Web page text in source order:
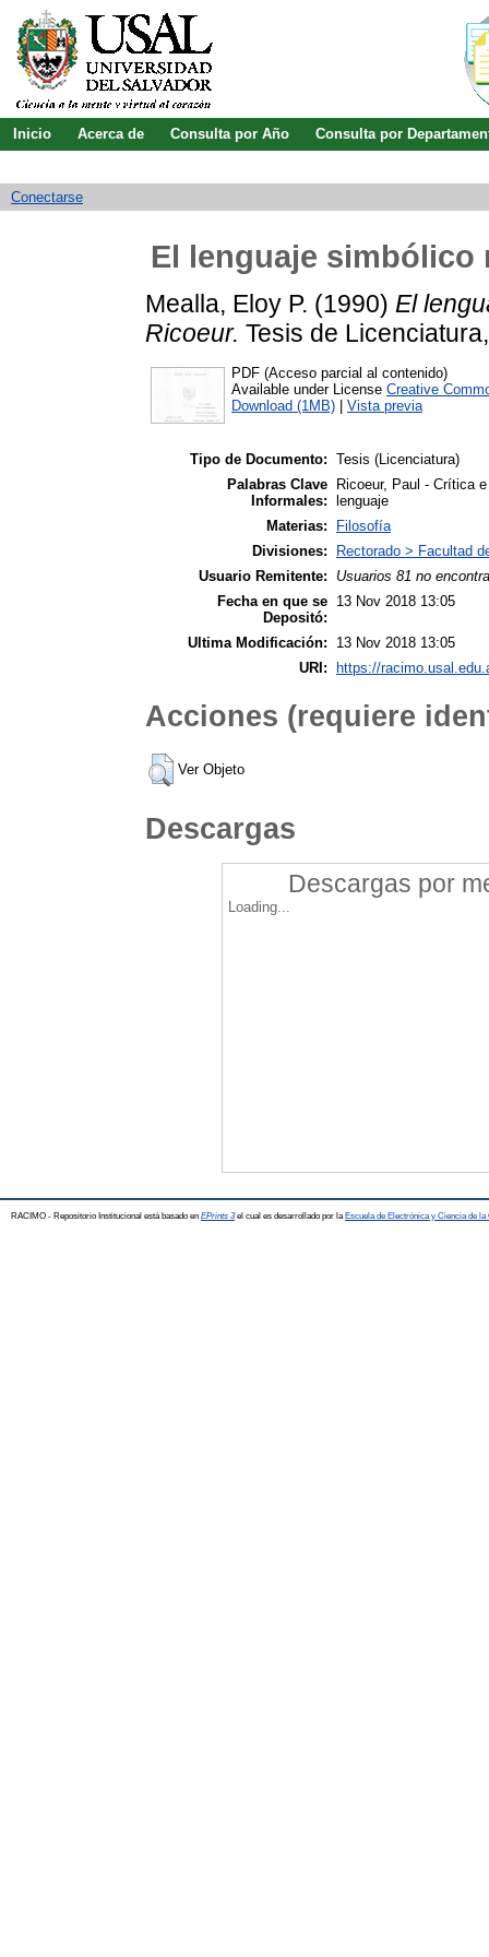
Inicio Acerca de Consulta por Año
Consulta por
Conectarse
El lenguaje simbólico
Mealla, Eloy P. (1990) El
Ricoeur. Tesis de
PDF (Acceso parcial al contenido)
Available under License Creative
Download (1MB)
Vista previa
Tipo de Documento: Tesis (Licenciatura)
Palabras Clave
Informales:
Ricoeur, Paul - Crítica
lenguaje
Materias:
Filosofía
Divisiones:
Rectorado > Facultad
Usuario Remitente:
Usuarios 81 no
Fecha en que se
Depositó:
13 Nov 2018 13:05
Ultima Modificación:
13 Nov 2018 13:05
URI:
https://
Acciones (requiere
Ver Objeto
Descargas
Descargas por
Loading...
RACIMO - Repositorio Institucional está basado en EPrints 3el cual es desarrollado por la Escuela de Electrónica y Ciencia de la